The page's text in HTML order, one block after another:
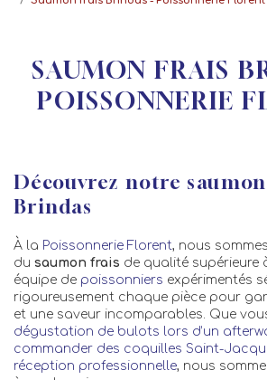
SAUMON FRAIS
POISSONNERIE
Découvrez notre
Brindas
À la Poissonnerie Florent, nous
du saumon frais de qualité supérieure
équipe de poissonniers expérimentés
rigoureusement chaque pièce pour
et une saveur incomparables. Que
dégustation de bulots lors d’un
commander des coquilles Saint-
réception professionnelle, nous